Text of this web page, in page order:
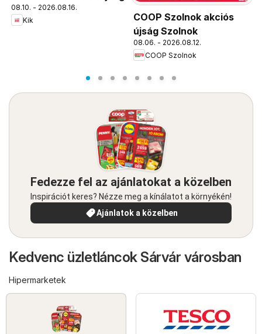
08.10. - 2026.08.16.
Kik
COOP Szolnok akciós
újság Szolnok
08.06. - 2026.08.12.
COOP Szolnok
Fedezze fel az ajánlatokat a közelben
Inspirációt keres? Nézze meg a kínálatot a környékén!
Ajánlatok a közelben
Kedvenc üzletláncok Sárvár városban
Hipermarketek